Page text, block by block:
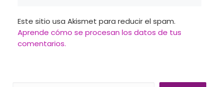
Este sitio usa Akismet para reducir el spam.
Aprende cómo se procesan los datos de tus
comentarios.